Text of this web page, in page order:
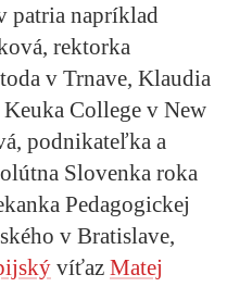
patria napríklad
rektorka
v Trnave, Klaudia
College v New
podnikateľka a
Slovenka roka
Pedagogickej
v Bratislave,
víťaz Matej